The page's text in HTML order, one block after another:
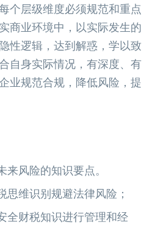
个层级维度必须规范和重点
商业环境中，以实际发生的
性逻辑，达到解惑，学以致
自身实际情况，有深度、有
业规范合规，降低风险，提
风险的知识要点。
维识别规避法律风险；
财税知识进行管理和经